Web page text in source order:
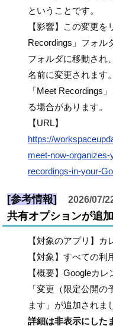
ということです。
【影響】この変更
Recordings」フォル
フォルダに移動され
名前に変更されます
「Meet Recordings
る場合があります。
【URL】
https://
meet-now-
recordings-in-your-
[参考情報] 2026/07/
共有オプションが追
【対象のアプリ】カ
【対象】すべての利
【概要】Googleカ
「変更（限定公開
ます」が追加されま
詳細は非表示にした